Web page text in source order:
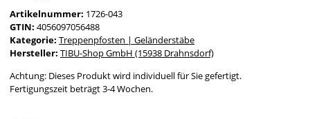
Artikelnummer: 1726-043
GTIN: 4056097056488
Kategorie: Treppenpfosten | Geländerstäbe
Hersteller: TIBU-Shop GmbH (15938 Drahnsdorf)
Achtung: Dieses Produkt wird individuell für Sie gefertigt.
Fertigungszeit beträgt 3-4 Wochen.